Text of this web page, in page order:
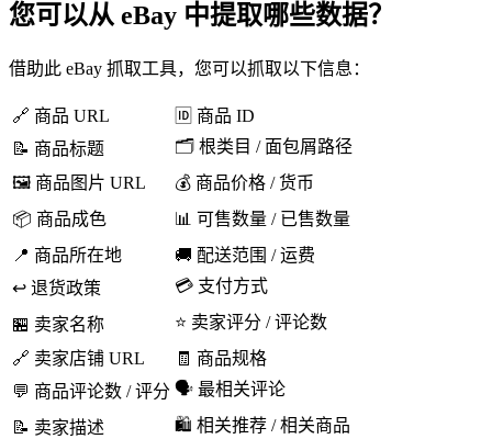
您可以从 eBay 中提取哪些数据？
借助此 eBay 抓取工具，您可以抓取以下信息：
🔗 商品 URL
🆔 商品 ID
📝 商品标题
🗂️ 根类目 / 面包屑路径
🖼️ 商品图片 URL
💰 商品价格 / 货币
📦 商品成色
📊 可售数量 / 已售数量
📍 商品所在地
🚚 配送范围 / 运费
↩️ 退货政策
💳 支付方式
🏪 卖家名称
⭐ 卖家评分 / 评论数
🔗 卖家店铺 URL
🧾 商品规格
💬 商品评论数 / 评分 🗣️ 最相关评论
📝 卖家描述
🛍️ 相关推荐 / 相关商品